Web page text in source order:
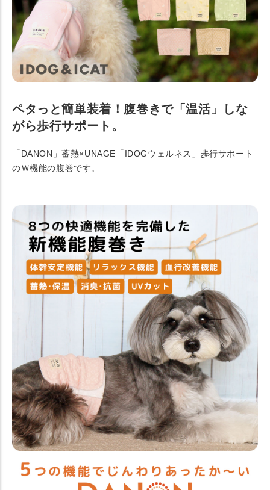
ペタっと簡単装着！腹巻きで「温活」しな
がら歩行サポート。
「DANON」蓄熱×UNAGE「IDOGウェルネス」歩行サポート
のＷ機能の腹巻です。